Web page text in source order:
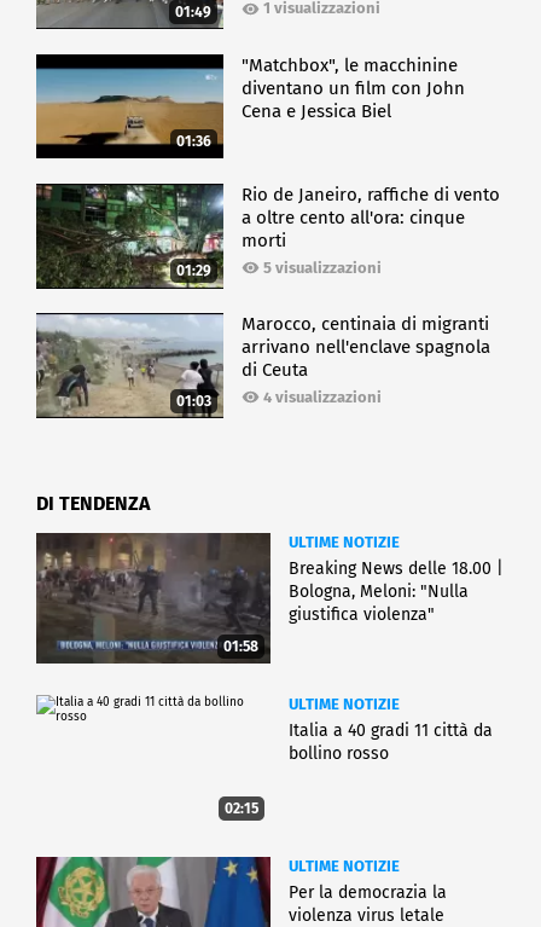
01:49 1 visualizzazioni
01:36
"Matchbox", le macchinine
diventano un film con John
Cena e Jessica Biel
01:29
Rio de Janeiro, raffiche di vento
a oltre cento all'ora: cinque
morti
5 visualizzazioni
01:03
Marocco, centinaia di migranti
arrivano nell'enclave spagnola
di Ceuta
4 visualizzazioni
DI TENDENZA
01:58
ULTIME NOTIZIE
Breaking News delle 18.00 |
Bologna, Meloni: "Nulla
giustifica violenza"
02:15
ULTIME NOTIZIE
Italia a 40 gradi 11 città da
bollino rosso
ULTIME NOTIZIE
Per la democrazia la
violenza virus letale